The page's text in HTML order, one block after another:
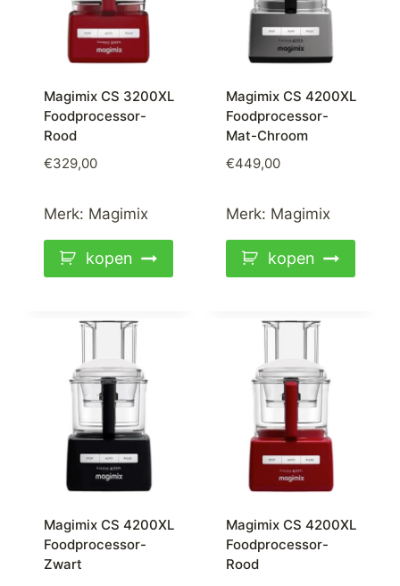
Magimix CS 3200XL
Foodprocessor-
Rood
€329,00
Merk: Magimix
kopen
Magimix CS 4200XL
Foodprocessor-
Mat-Chroom
€449,00
Merk: Magimix
kopen
Magimix CS 4200XL
Foodprocessor-
Zwart
Magimix CS 4200XL
Foodprocessor-
Rood